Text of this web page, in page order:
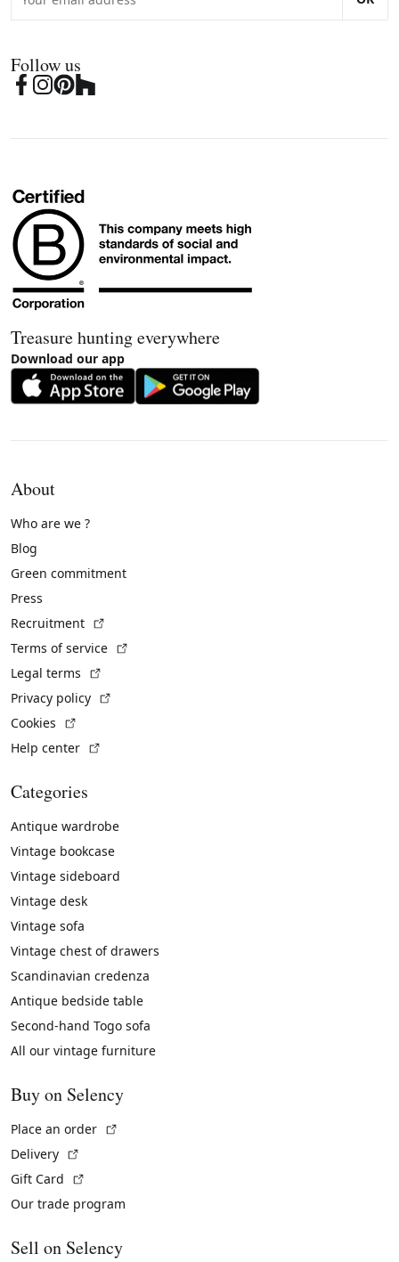
Follow us
Treasure hunting everywhere
Download our app
About
Who are we ?
Blog
Green commitment
Press
Recruitment
Terms of service
Legal terms
Privacy policy
Cookies
Help center
Categories
Antique wardrobe
Vintage bookcase
Vintage sideboard
Vintage desk
Vintage sofa
Vintage chest of drawers
Scandinavian credenza
Antique bedside table
Second-hand Togo sofa
All our vintage furniture
Buy on Selency
Place an order
Delivery
Gift Card
Our trade program
Sell on Selency